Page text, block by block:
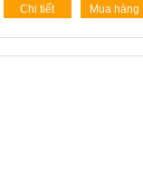
Chi tiết
Mua hàng